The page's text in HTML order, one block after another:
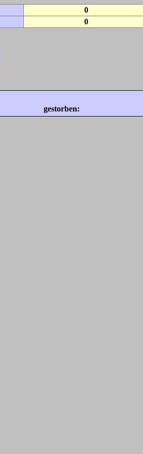
0
0
gestorben: